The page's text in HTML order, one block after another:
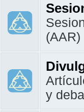
(AAR)
y